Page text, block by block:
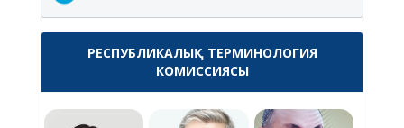
РЕСПУБЛИКАЛЫҚ ТЕРМИНОЛОГИЯ
КОМИССИЯСЫ